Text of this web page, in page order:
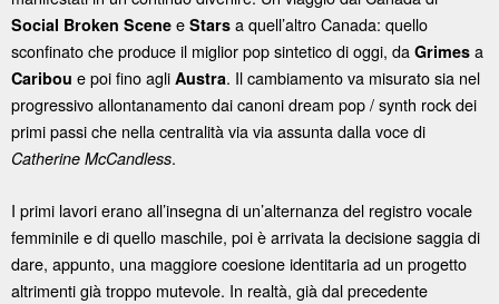
Social Broken Scene e Stars a quell’altro Canada: quello
sconfinato che produce il miglior pop sintetico di oggi, da Grimes a
Caribou e poi fino agli Austra. Il cambiamento va misurato sia nel
progressivo allontanamento dai canoni dream pop / synth rock dei
primi passi che nella centralità via via assunta dalla voce di
Catherine McCandless.
I primi lavori erano all’insegna di un’alternanza del registro vocale
femminile e di quello maschile, poi è arrivata la decisione saggia di
dare, appunto, una maggiore coesione identitaria ad un progetto
altrimenti già troppo mutevole. In realtà, già dal precedente